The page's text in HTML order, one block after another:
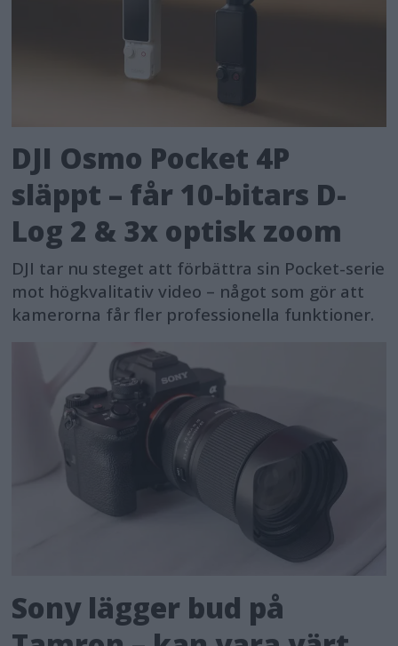
DJI Osmo Pocket 4P
släppt – får 10-bitars D-
Log 2 & 3x optisk zoom
DJI tar nu steget att förbättra sin Pocket-serie
mot högkvalitativ video – något som gör att
kamerorna får fler professionella funktioner.
Sony lägger bud på